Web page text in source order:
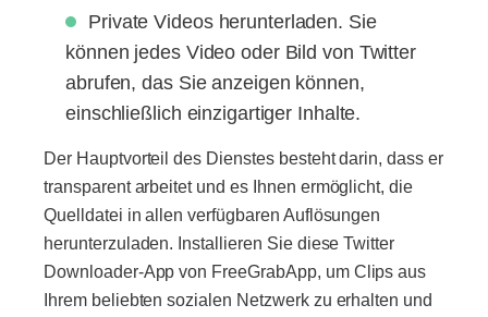
Private Videos herunterladen. Sie
können jedes Video oder Bild von Twitter
abrufen, das Sie anzeigen können,
einschließlich einzigartiger Inhalte.
Der Hauptvorteil des Dienstes besteht darin, dass er
transparent arbeitet und es Ihnen ermöglicht, die
Quelldatei in allen verfügbaren Auflösungen
herunterzuladen. Installieren Sie diese Twitter
Downloader-App von FreeGrabApp, um Clips aus
Ihrem beliebten sozialen Netzwerk zu erhalten und